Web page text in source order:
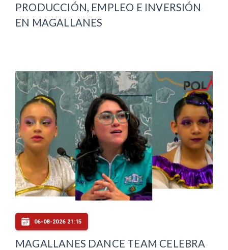
PRODUCCIÓN, EMPLEO E INVERSIÓN
EN MAGALLANES
06-08-2026 21:15
MAGALLANES DANCE TEAM CELEBRA